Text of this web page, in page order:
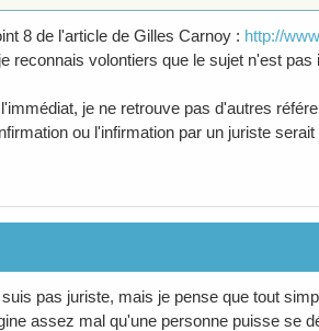
8 de l'article de Gilles Carnoy : http://
reconnais volontiers que le sujet n'est pas
je ne retrouve pas d'autres
ou l'infirmation par un juriste
pas juriste, mais je pense que tout
assez mal qu'une personne puisse se